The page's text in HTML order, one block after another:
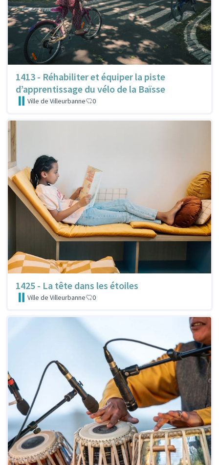
1413 - Réhabiliter et équiper la piste
d’apprentissage du vélo de la Baïsse
Ville de Villeurbanne 0
1425 - La tête dans les étoiles
Ville de Villeurbanne 0